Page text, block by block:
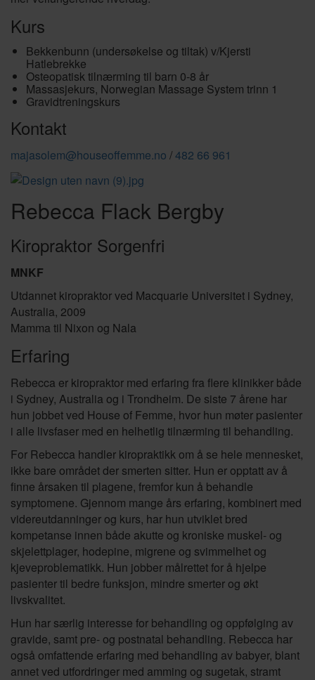
Kurs
Bekkenbunn (undersøkelse og tiltak) v/Kjersti
Hatlebrekke
Osteopatisk tilnærming til barn 0-8 år
Massasjekurs, Norwegian Massage System trinn 1
Gravidtreningskurs
Kontakt
majasolem@houseoffemme.no /482 66 961
Rebecca Flack Bergby
Kiropraktor Sorgenfri
MNKF
Utdannet kiropraktor ved Macquarie Universitet i Sydney,
Australia, 2009
Mamma til Nixon og Nala
Erfaring
Rebecca er kiropraktor med erfaring fra flere klinikker både
i Sydney, Australia og i Trondheim. De siste 7 årene har
hun jobbet ved House of Femme, hvor hun møter pasienter
i alle livsfaser med en helhetlig tilnærming til behandling.
For Rebecca handler kiropraktikk om å se hele mennesket,
ikke bare området der smerten sitter. Hun er opptatt av å
finne årsaken til plagene, fremfor kun å behandle
symptomene. Gjennom mange års erfaring, kombinert med
videreutdanninger og kurs, har hun utviklet bred
kompetanse innen både akutte og kroniske muskel- og
skjelettplager, hodepine, migrene og svimmelhet og
kjeveproblematikk. Hun jobber målrettet for å hjelpe
pasienter til bedre funksjon, mindre smerter og økt
livskvalitet.
Hun har særlig interesse for behandling og oppfølging av
gravide, samt pre- og postnatal behandling. Rebecca har
også omfattende erfaring med behandling av babyer, blant
annet ved utfordringer med amming og sugetak, stramt